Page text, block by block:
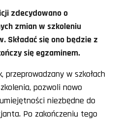
zdecydowano o
zmian w szkoleniu
Składać się ono będzie z
się egzaminem.
przeprowadzany w szkołach
pozwoli nowo
niezbędne do
Po zakończeniu tego